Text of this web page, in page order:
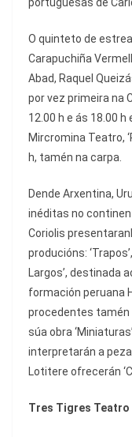
portuguesas de
O quinteto de
Carapuchiña
Abad, Raquel
por vez primeira na
12.00 h e ás 18.00
Mircromina Teatro,
h, tamén na carpa.
Dende Arxentina,
inéditas no
Coriolis
producións:
Largos’, destinada
formación peruana
procedentes tamén
súa obra
interpretarán a peza
Lotitere ofrecerán
Tres Tigres Teatro